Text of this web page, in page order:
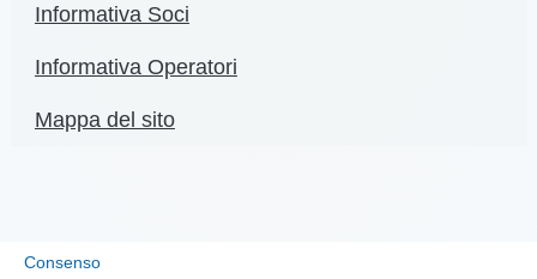
Informativa Soci
Informativa Operatori
Mappa del sito
Consenso